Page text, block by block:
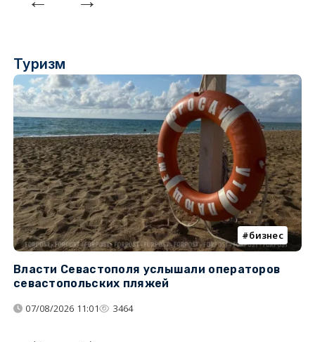
Туризм
бизнес
Власти Севастополя услышали операторов
севастопольских пляжей
07/08/2026 11:01 3464